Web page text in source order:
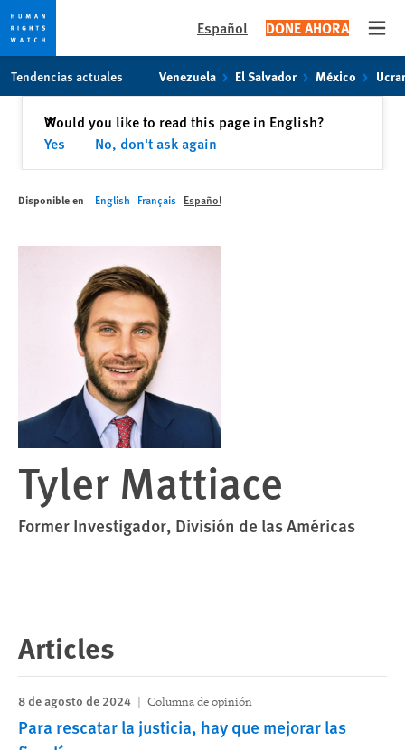
content
Español DONE AHORA
Tendencias actuales Venezuela El Salvador México
Would you like to read this page in English?
Yes
No, don't ask again
✕Cerrar
Disponible en English Français Español
Tyler Mattiace
Former Investigador, División de las Américas
Articles
8 de agosto de 2024 Columna de opinión
Para rescatar la justicia, hay que mejorar las